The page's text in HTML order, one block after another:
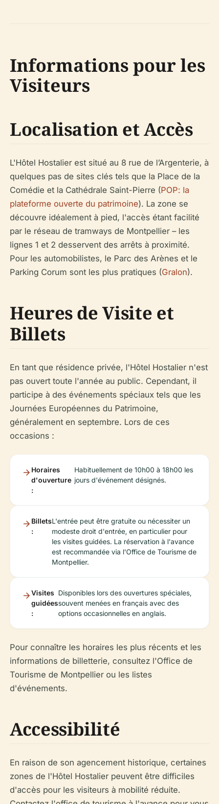
Informations pour les
Visiteurs
Localisation et Accès
L'Hôtel Hostalier est situé au 8 rue de l’Argenterie, à
quelques pas de sites clés tels que la Place de la
Comédie et la Cathédrale Saint-Pierre (POP: la
plateforme ouverte du patrimoine). La zone se
découvre idéalement à pied, l'accès étant facilité
par le réseau de tramways de Montpellier – les
lignes 1 et 2 desservent des arrêts à proximité.
Pour les automobilistes, le Parc des Arènes et le
Parking Corum sont les plus pratiques (Gralon).
Heures de Visite et
Billets
En tant que résidence privée, l'Hôtel Hostalier n'est
pas ouvert toute l'année au public. Cependant, il
participe à des événements spéciaux tels que les
Journées Européennes du Patrimoine,
généralement en septembre. Lors de ces
occasions :
Horaires
d'ouverture
:
Habituellement de 10h00 à 18h00 les
jours d'événement désignés.
Billets
:
L'entrée peut être gratuite ou nécessiter un
modeste droit d'entrée, en particulier pour
les visites guidées. La réservation à l'avance
est recommandée via l'Office de Tourisme de
Montpellier.
Visites
guidées
:
Disponibles lors des ouvertures spéciales,
souvent menées en français avec des
options occasionnelles en anglais.
Pour connaître les horaires les plus récents et les
informations de billetterie, consultez l'Office de
Tourisme de Montpellier ou les listes
d'événements.
Accessibilité
En raison de son agencement historique, certaines
zones de l'Hôtel Hostalier peuvent être difficiles
d'accès pour les visiteurs à mobilité réduite.